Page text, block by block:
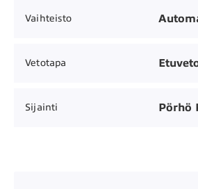
Vaihteisto
Vetotapa
Sijainti Pörhö